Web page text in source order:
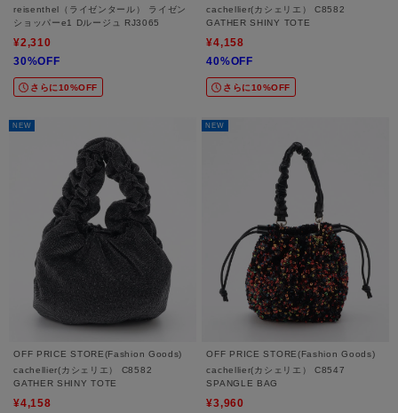
reisenthel（ライゼンタール） ライゼン
ショッパーe1 Dルージュ RJ3065
¥2,310
30%OFF
さらに10%OFF
cachellier(カシェリエ） C8582
GATHER SHINY TOTE
¥4,158
40%OFF
さらに10%OFF
NEW
OFF PRICE STORE(Fashion Goods)
cachellier(カシェリエ） C8582
GATHER SHINY TOTE
¥4,158
NEW
OFF PRICE STORE(Fashion Goods)
cachellier(カシェリエ） C8547
SPANGLE BAG
¥3,960